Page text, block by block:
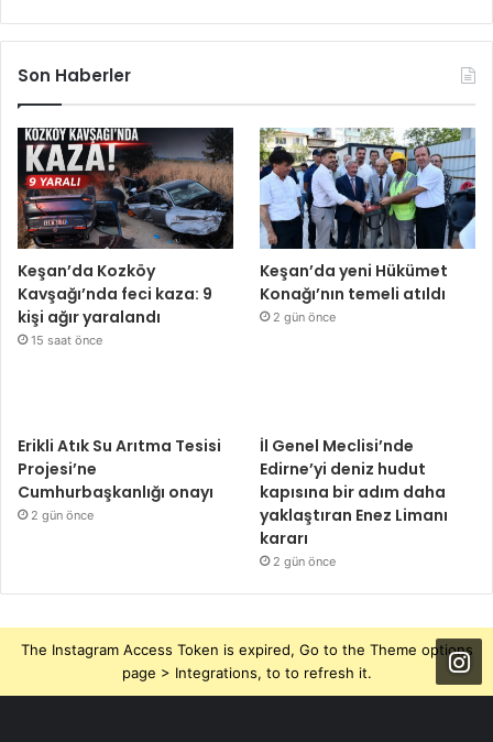
Son Haberler
Keşan’da Kozköy
Kavşağı’nda feci kaza: 9
kişi ağır yaralandı
15 saat önce
Keşan’da yeni Hükümet
Konağı’nın temeli atıldı
2 gün önce
Erikli Atık Su Arıtma Tesisi
Projesi’ne
Cumhurbaşkanlığı onayı
2 gün önce
İl Genel Meclisi’nde
Edirne’yi deniz hudut
kapısına bir adım daha
yaklaştıran Enez Limanı
kararı
2 gün önce
The Instagram Access Token is expired, Go to the Theme options
page > Integrations, to to refresh it.